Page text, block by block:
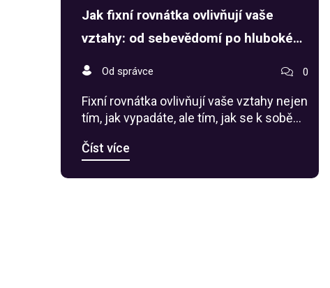
Jak fixní rovnátka ovlivňují vaše
vztahy: od sebevědomí po hluboké
spojení
Od správce 0
Fixní rovnátka ovlivňují vaše vztahy nejen
tím, jak vypadáte, ale tím, jak se k sobě
sebevědomí, polibky a důvěra během
Číst více